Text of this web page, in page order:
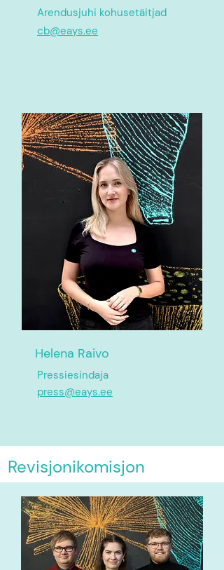
Arendusjuhi kohusetäitjad
cb@eays.ee
Helena Raivo
Pressiesindaja
press@eays.ee
Revisjonikomisjon